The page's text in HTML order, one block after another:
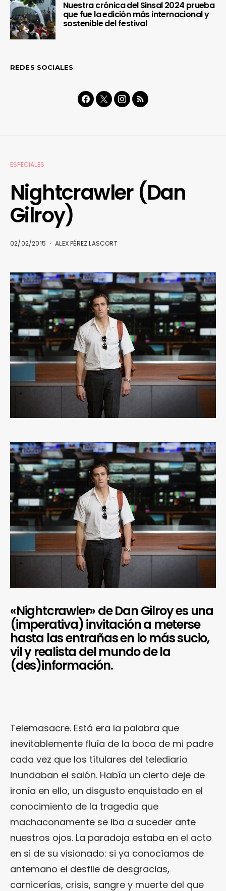
Nuestra crónica del Sinsal 2024 prueba
que fue la edición más internacional y
sostenible del festival
REDES SOCIALES
ESPECIALES
Nightcrawler (Dan
Gilroy)
02/02/2015 ALEX PÉREZ LASCORT
«Nightcrawler» de Dan Gilroy es una
(imperativa) invitación a meterse
hasta las entrañas en lo más sucio,
vil y realista del mundo de la
(des)información.
Telemasacre. Está era la palabra que
inevitablemente fluía de la boca de mi padre
cada vez que los títulares del telediario
inundaban el salón. Había un cierto deje de
ironía en ello, un disgusto enquistado en el
conocimiento de la tragedia que
machaconamente se iba a suceder ante
nuestros ojos. La paradoja estaba en el acto
en si de su visionado: si ya conocíamos de
antemano el desfile de desgracias,
carnicerías, crisis, sangre y muerte del que